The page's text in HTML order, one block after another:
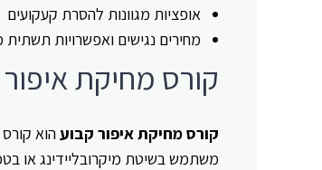
אופציות מגוונות להסרת קעקועים
מחירים נגישים ואפשרויות תשתית
קורס מחיקת
קורס מחיקת איפור קבועהוא
משתמש בשיטת מיקרובליידינג או